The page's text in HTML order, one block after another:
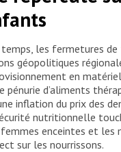
la capacité de MSF à
2026. © Nazia
les fermetures
géopolitiques
en
pénurie d’aliments
inflation du prix des
nutritionnelle
enceintes et les
sur les nourrissons.